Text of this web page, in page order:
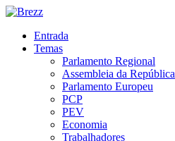
Entrada
Temas
Parlamento Regional
Assembleia da República
Parlamento Europeu
PCP
PEV
Economia
Trabalhadores